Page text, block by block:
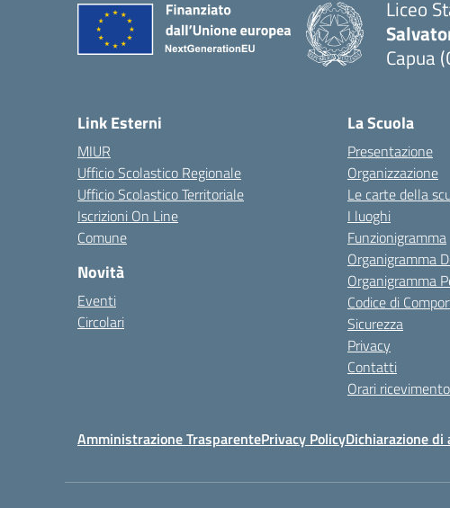
Liceo
Capua
Link Esterni
MIUR
Ufficio Scolastico Regionale
Ufficio Scolastico Territoriale
Iscrizioni On Line
Comune
Novità
Eventi
Circolari
La Scuola
Presentazione
Organizzazione
Le carte della
I luoghi
Funzionigramma
Organigramma
Organigramma
Codice di
Sicurezza
Privacy
Contatti
Orari
Amministrazione TrasparentePrivacy PolicyDichiarazione